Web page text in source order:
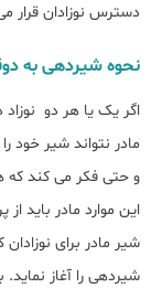
دسترس نوزادان قرار
نحوه شیردهی به
اگر یک یا هر دو
مادر نتواند شیر خود
و حتی فکر می کند که
این موارد مادر باید
شیر مادر برای
شیردهی را آغاز